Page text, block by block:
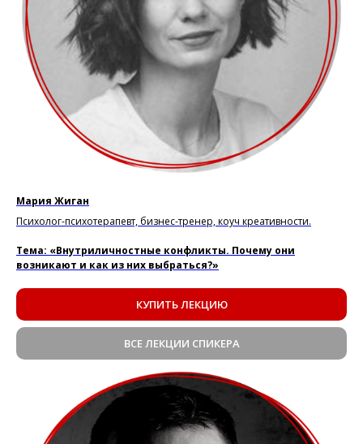
Мария Жиган
Психолог-психотерапевт, бизнес-тренер, коуч креативности.
Тема: «Внутриличностные конфликты. Почему они
возникают и как из них выбраться?»
КУПИТЬ ЛЕКЦИЮ
ВСЕ ЛЕКЦИИ СПИКЕРА